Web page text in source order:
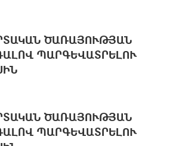
ԾԱՌԱՅՈՒԹՅԱՆ
ՊԱՐԳԵՎԱՏՐԵԼՈՒ
ԾԱՌԱՅՈՒԹՅԱՆ
ՊԱՐԳԵՎԱՏՐԵԼՈՒ